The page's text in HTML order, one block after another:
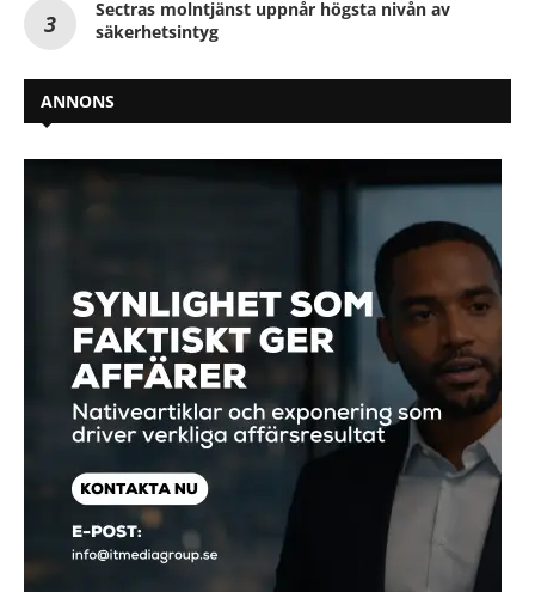
Sectras molntjänst uppnår högsta nivån av
säkerhetsintyg
ANNONS